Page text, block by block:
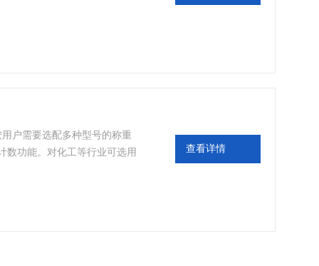
户需要选配多种型号的称重
数功能。对化工等行业可选用
查看详情